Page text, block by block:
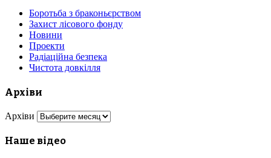
Боротьба з браконьєрством
Захист лісового фонду
Новини
Проекти
Радіаційна безпека
Чистота довкілля
Архіви
Архіви
Наше відео